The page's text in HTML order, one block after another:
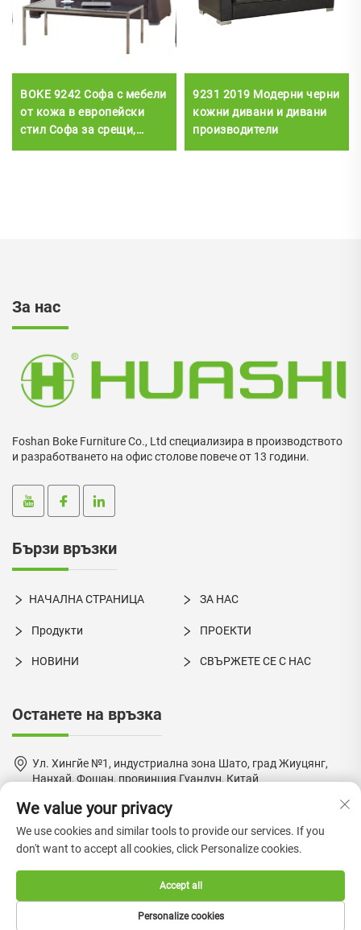
BOKE 9242 Софа с мебели
от кожа в европейски
стил Софа за срещи,
9231 2019 Модерни черни
кожни дивани и дивани
производители
За нас
Foshan Boke Furniture Co., Ltd специализира в производството
и разработването на офис столове повече от 13 години.
Бързи връзки
НАЧАЛНА СТРАНИЦА ЗА НАС
Продукти ПРОЕКТИ
НОВИНИ СВЪРЖЕТЕ СЕ С НАС
Останете на връзка
Ул. Хингйе №1, индустриална зона Шато, град Жиуцянг,
Нанхай, Фошан, провинция Гуандун, Китай
+86-18924550960
[email protected]
Авторско право © 2024 от Foshan Boke Furniture Co., Ltd. —
Политика за поверителност
We value your privacy
We use cookies and similar tools to provide our services. If you
don't want to accept all cookies, click Personalize cookies.
Personalize cookies
Accept all